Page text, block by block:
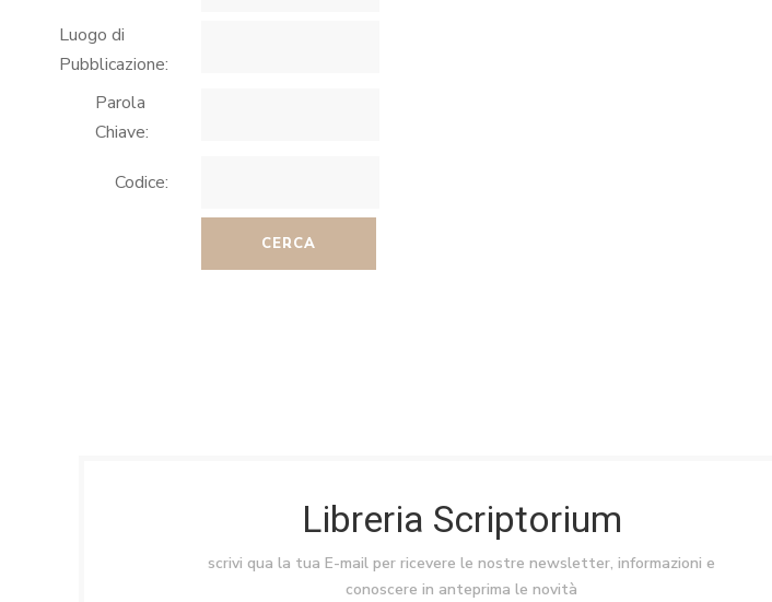
Luogo di
Pubblicazione:
Parola
Chiave:
Codice:
CERCA
Libreria Scriptorium
scrivi qua la tua E-mail per ricevere le nostre newsletter, informazioni e
conoscere in anteprima le novità